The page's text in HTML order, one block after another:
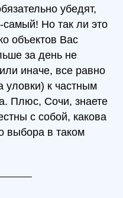
убедят,
самый! Но так ли это
объектов Вас
за день не
иначе, все равно
уловки) к частным
Плюс, Сочи, знаете
с собой, какова
выбора в таком